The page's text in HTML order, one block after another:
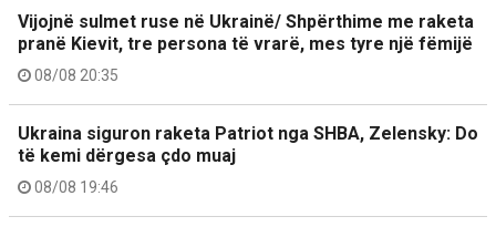
Vijojnë sulmet ruse në Ukrainë/ Shpërthime me raketa
pranë Kievit, tre persona të vrarë, mes tyre një fëmijë
08/08 20:35
Ukraina siguron raketa Patriot nga SHBA, Zelensky: Do
të kemi dërgesa çdo muaj
08/08 19:46